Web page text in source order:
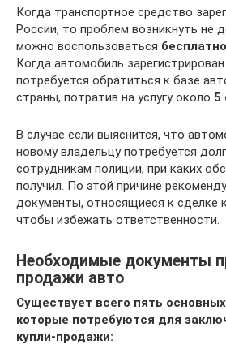
Когда транспортное средство
России, то проблем возникнуть не
можно воспользоваться
Когда автомобиль
потребуется обратиться к базе
страны, потратив на услугу около 5
В случае если выяснится, что
новому владельцу потребуется
сотрудникам полиции, при каких
получил. По этой причине
документы, относящиеся к сделке
чтобы избежать ответственности.
Необходимые документы
продажи авто
Существует всего пять
которые потребуются для
купли-продажи: